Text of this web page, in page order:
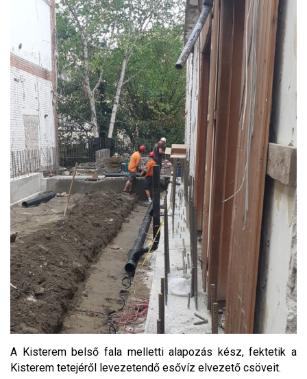
A Kisterem belső fala melletti alapozás kész, fektetik a
Kisterem tetejéről levezetendő esővíz elvezető csöveit.